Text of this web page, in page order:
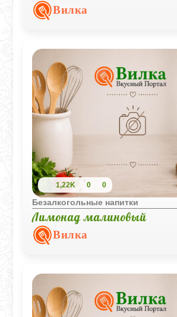
Вилка
1,22K 0 0
Безалкогольные напитки
Лимонад малиновый
Вилка